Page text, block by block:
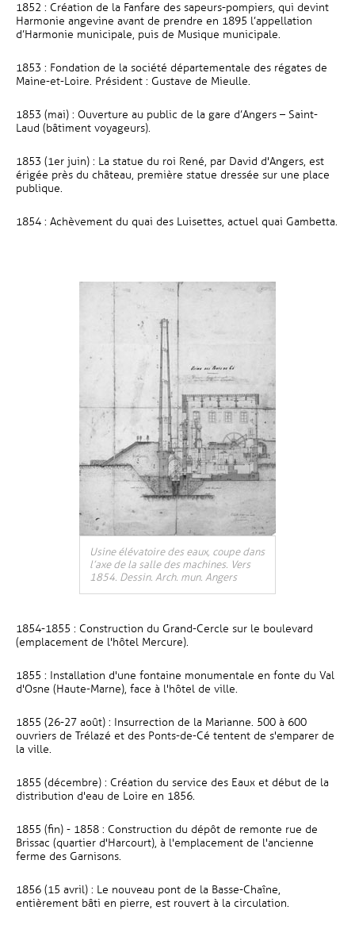
1852 : Création de la Fanfare des sapeurs-pompiers, qui devint
Harmonie angevine avant de prendre en 1895 l’appellation
d’Harmonie municipale, puis de Musique municipale.
1853 : Fondation de la société départementale des régates de
Maine-et-Loire. Président : Gustave de Mieulle.
1853 (mai) : Ouverture au public de la gare d’Angers – Saint-
Laud (bâtiment voyageurs).
1853 (1er juin) : La statue du roi René, par David d'Angers, est
érigée près du château, première statue dressée sur une place
publique.
1854 : Achèvement du quai des Luisettes, actuel quai Gambetta.
Usine élévatoire des eaux, coupe dans
l’axe de la salle des machines. Vers
1854. Dessin. Arch. mun. Angers
1854-1855 : Construction du Grand-Cercle sur le boulevard
(emplacement de l'hôtel Mercure).
1855 : Installation d'une fontaine monumentale en fonte du Val
d'Osne (Haute-Marne), face à l'hôtel de ville.
1855 (26-27 août) : Insurrection de la Marianne. 500 à 600
ouvriers de Trélazé et des Ponts-de-Cé tentent de s'emparer de
la ville.
1855 (décembre) : Création du service des Eaux et début de la
distribution d'eau de Loire en 1856.
1855 (fin) - 1858 : Construction du dépôt de remonte rue de
Brissac (quartier d'Harcourt), à l'emplacement de l'ancienne
ferme des Garnisons.
1856 (15 avril) : Le nouveau pont de la Basse-Chaîne,
entièrement bâti en pierre, est rouvert à la circulation.